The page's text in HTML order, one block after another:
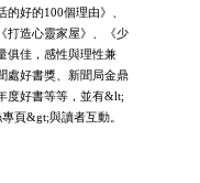
好的100個理由》、
打造心靈家屋》、《少
俱佳，感性與理性兼
處好書獎、新聞局金鼎
度好書等等，並有&lt;
頁&gt;與讀者互動。